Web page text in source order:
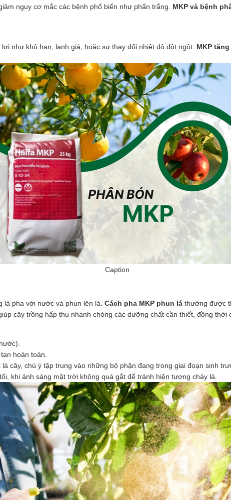
nguy cơ mắc các bệnh phổ biến như phấn trắng. MKP và bệnh
như khô hạn, lạnh giá, hoặc sự thay đổi nhiệt độ đột ngột. MKP
Caption
là pha với nước và phun lên lá. Cách pha MKP phun lá thường được
cây trồng hấp thu nhanh chóng các dưỡng chất cần thiết, đồng thời
hoàn toàn.
cây, chú ý tập trung vào những bộ phận đang trong giai đoạn sinh
khi ánh sáng mặt trời không quá gắt để tránh hiện tượng cháy lá.